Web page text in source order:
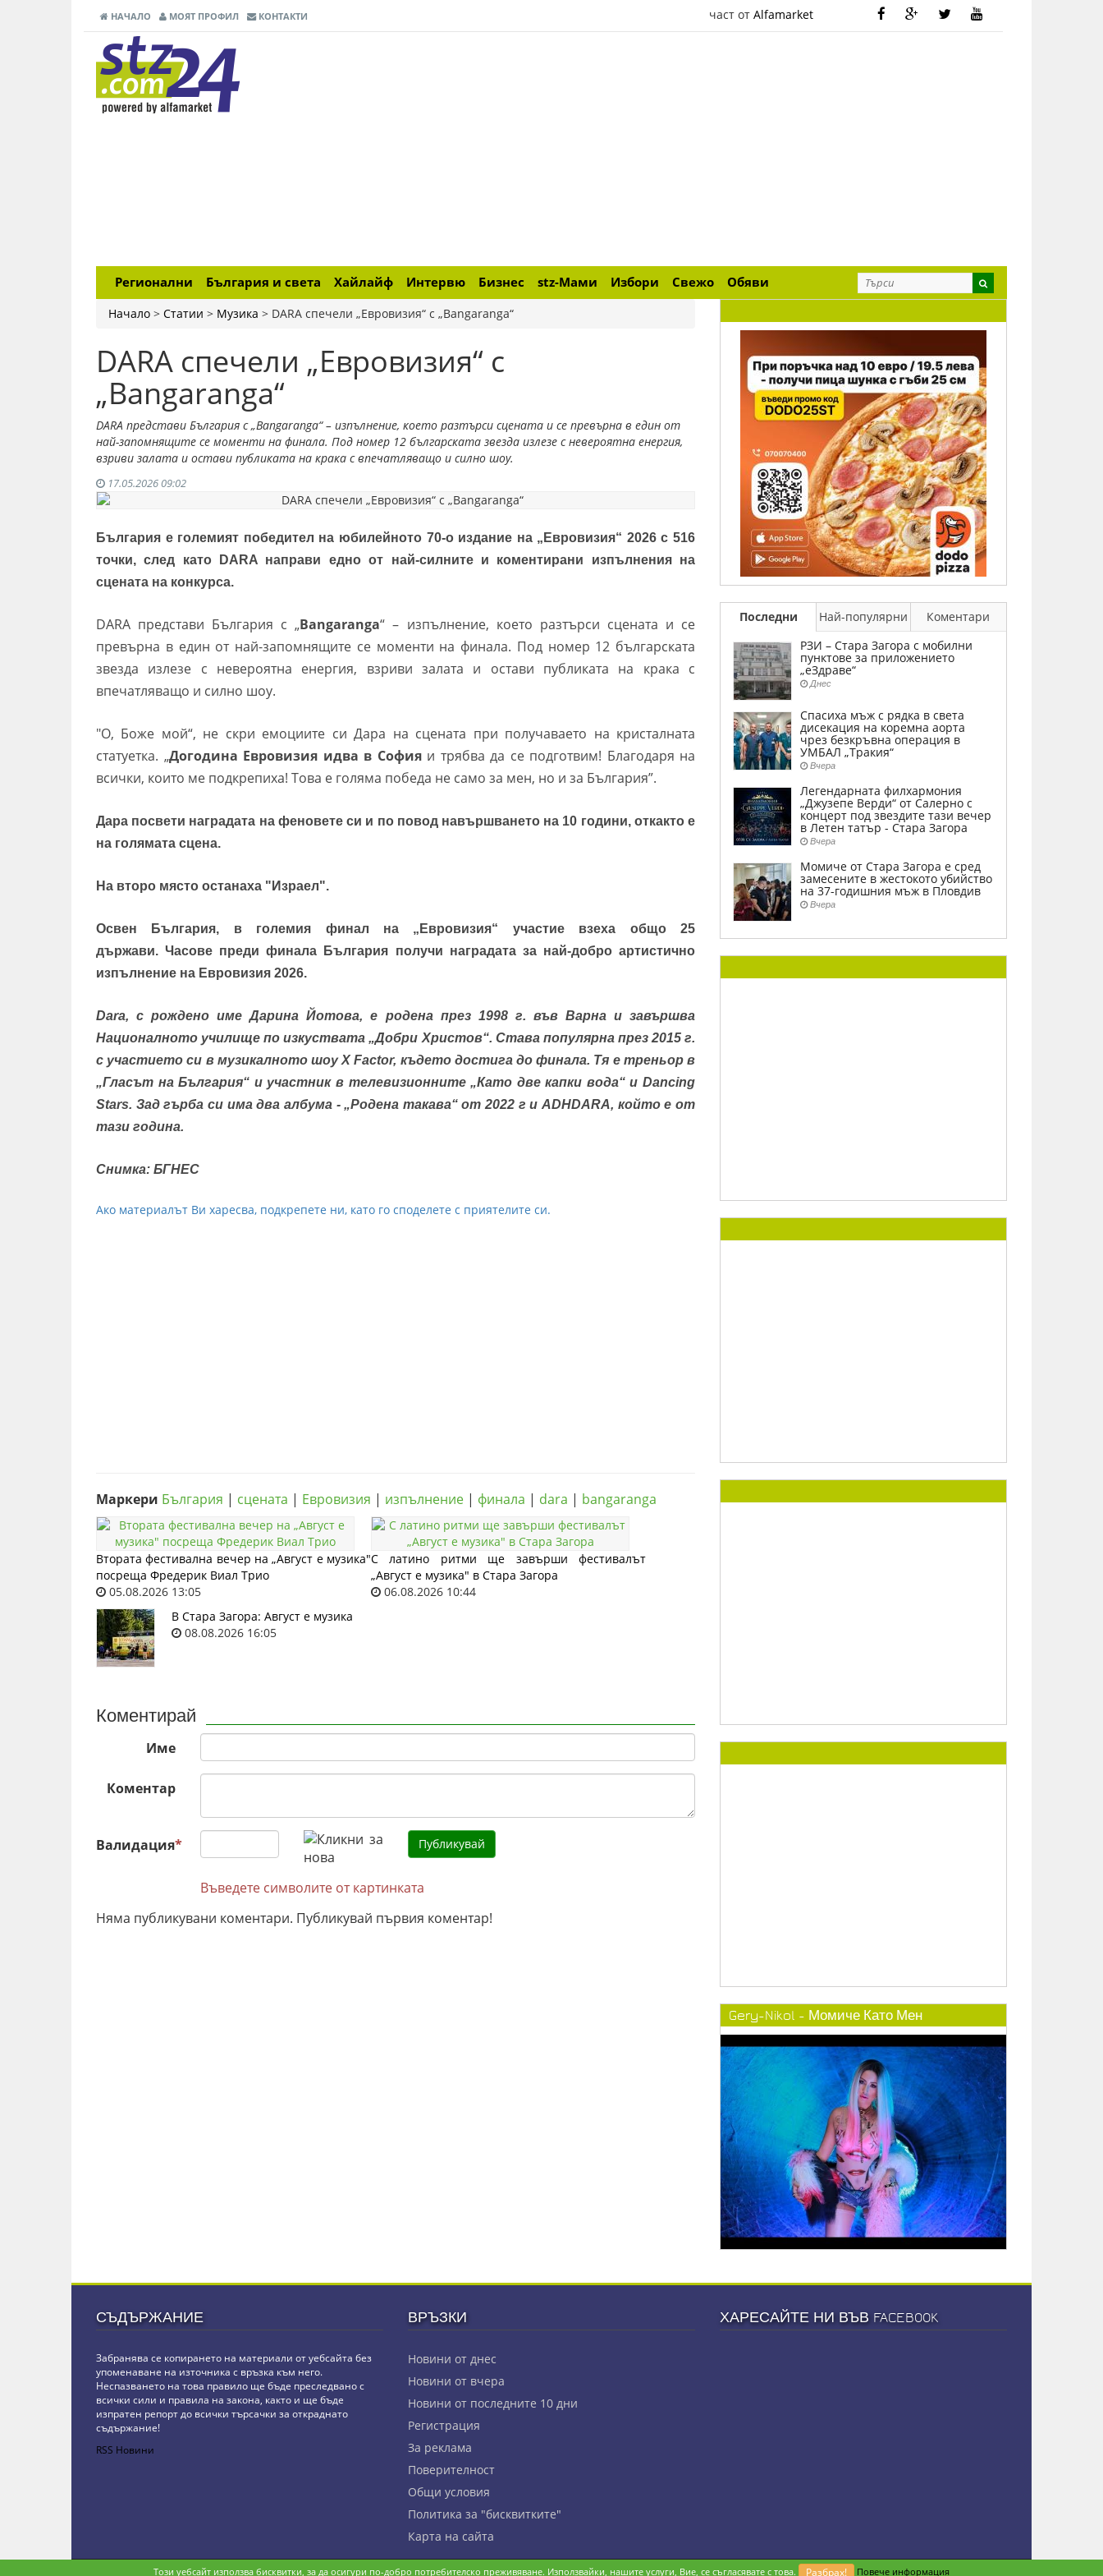
НАЧАЛО МОЯТ ПРОФИЛ КОНТАКТИ част от Alfamarket
Регионални България и света Хайлайф Интервю Бизнес stz-Мами Избори Свежо Обяви
Начало > Статии > Музика > DARA спечели „Евровизия“ с „Bangaranga“
DARA спечели „Евровизия“ с
„Bangaranga“
DARA представи България с „Bangaranga“ – изпълнение, което разтърси сцената и се превърна в един от
най-запомнящите се моменти на финала. Под номер 12 българската звезда излезе с невероятна енергия,
взриви залата и остави публиката на крака с впечатляващо и силно шоу.
17.05.2026 09:02
България е големият победител на юбилейното 70-о издание на „Евровизия“ 2026 с 516
точки, след като DARA направи едно от най-силните и коментирани изпълнения на
сцената на конкурса.
DARA представи България с „Bangaranga“ – изпълнение, което разтърси сцената и се
превърна в един от най-запомнящите се моменти на финала. Под номер 12 българската
звезда излезе с невероятна енергия, взриви залата и остави публиката на крака с
впечатляващо и силно шоу.
"О, Боже мой“, не скри емоциите си Дара на сцената при получаваето на кристалната
статуетка. „Догодина Евровизия идва в Софияи трябва да се подготвим! Благодаря на
всички, които ме подкрепиха! Това е голяма победа не само за мен, но и за България”.
Дара посвети наградата на феновете си и по повод навършването на 10 години, откакто е
на голямата сцена.
На второ място останаха "Израел".
Освен България, в големия финал на „Евровизия“ участие взеха общо 25
държави.Часове преди финала България получи наградата за най-добро артистично
изпълнение на Евровизия 2026.
Dara, с рождено име Дарина Йотова, е родена през 1998 г. във Варна и завършва
Националното училище по изкуствата „Добри Христов“. Става популярна през 2015 г.
с участието си в музикалното шоу X Factor, където достига до финала. Тя е треньор в
„Гласът на България“ и участник в телевизионните „Като две капки вода“ и Dancing
Stars. Зад гърба си има два албума - „Родена такава“ от 2022 г и ADHDARA, който е от
тази година.
Снимка: БГНЕС
Ако материалът Ви харесва, подкрепете ни, като го споделете с приятелите си.
Маркери България | сцената | Евровизия | изпълнение | финала | dara | bangaranga
Втората фестивална вечер на „Август е музика"
посреща Фредерик Виал Трио
05.08.2026 13:05
С латино ритми ще завърши фестивалът
„Август е музика" в Стара Загора
06.08.2026 10:44
В Стара Загора: Август е музика
08.08.2026 16:05
Коментирай
Име
Коментар
Валидация*
Въведете символите от картинката
Няма публикувани коментари. Публикувай първия коментар!
Последни Най-популярни
Коментари
РЗИ – Стара Загора с мобилни
пунктове за приложението
„еЗдраве“
Днес
Спасиха мъж с рядка в света
дисекация на коремна аорта
чрез безкръвна операция в
УМБАЛ „Тракия“
Вчера
Легендарната филхармония
„Джузепе Верди“ от Салерно с
концерт под звездите тази вечер
в Летен татър - Стара Загора
Вчера
Момиче от Стара Загора е сред
замесените в жестокото убийство
на 37-годишния мъж в Пловдив
Вчера
Gery-Nikol - Момиче Като Мен
СЪДЪРЖАНИЕ
Забранява се копирането на материали от уебсайта без
упоменаване на източника с връзка към него.
Неспазването на това правило ще бъде преследвано с
всички сили и правила на закона, както и ще бъде
изпратен репорт до всички търсачки за откраднато
съдържание!
RSS Новини
ВРЪЗКИ
Новини от днес
Новини от вчера
Новини от последните 10 дни
Регистрация
За реклама
Πoвepитeлнocт
Общи условия
Политика за "бисквитките"
Карта на сайта
ХАРЕСАЙТЕ НИ ВЪВ FACEBOOK
Copyright © stz24.com. Developed by BPage CMS.
Този уебсайт използва бисквитки, за да осигури по-добро потребителско преживяване. Използвайки, нашите услуги, Вие, се съгласявате с това. Разбрах! Повече информация